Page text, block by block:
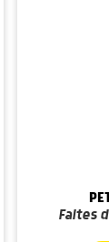
Faites